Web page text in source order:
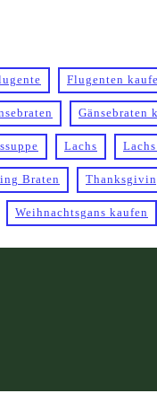
Flugenten
Gänsebraten
Lachs
Braten
Weihnachtsgans kaufen